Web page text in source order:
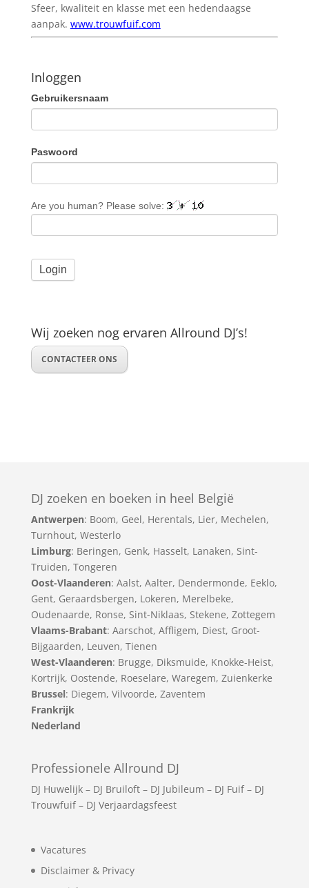
Sfeer, kwaliteit en klasse met een hedendaagse
aanpak. www.trouwfuif.com
Inloggen
Gebruikersnaam
Paswoord
Are you human? Please solve:
Wij zoeken nog ervaren Allround DJ’s!
CONTACTEER ONS
DJ zoeken en boeken in heel België
Antwerpen: Boom, Geel, Herentals, Lier, Mechelen,
Turnhout, Westerlo
Limburg: Beringen, Genk, Hasselt, Lanaken, Sint-
Truiden, Tongeren
Oost-Vlaanderen: Aalst, Aalter, Dendermonde, Eeklo,
Gent, Geraardsbergen, Lokeren, Merelbeke,
Oudenaarde, Ronse, Sint-Niklaas, Stekene, Zottegem
Vlaams-Brabant: Aarschot, Affligem, Diest, Groot-
Bijgaarden, Leuven, Tienen
West-Vlaanderen: Brugge, Diksmuide, Knokke-Heist,
Kortrijk, Oostende, Roeselare, Waregem, Zuienkerke
Brussel: Diegem, Vilvoorde, Zaventem
Frankrijk
Nederland
Professionele Allround DJ
DJ Huwelijk– DJ Bruiloft– DJ Jubileum – DJ Fuif– DJ
Trouwfuif– DJ Verjaardagsfeest
Vacatures
Disclaimer & Privacy